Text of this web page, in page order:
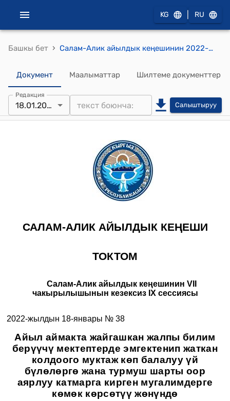
KG RU
Башкы бет › Салам-Алик айылдык кеңешинин 2022-жылдын 18-январындагы № 38 "Айыл аймакта жайгашкан жалпы билим берүүчү мектептерде эмгектенип жаткан колдоого муктаж көп балалуу үй бүлөлөргө жана турмуш шарты оор аярлуу катмарга кирген мугалимдерге көмөк көрсөтүү жөнүндө" токтому
Документ Маалыматтар Шилтеме документтер
Редакция
18.01.2022 Салыштыруу